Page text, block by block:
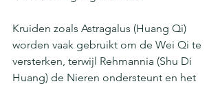
Kruiden zoals Astragalus (Huang Qi)
worden vaak gebruikt om de Wei Qi te
versterken, terwijl Rehmannia (Shu Di
Huang) de Nieren ondersteunt en het